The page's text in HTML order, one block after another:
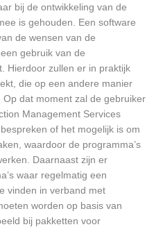
bij de ontwikkeling van de
is gehouden. Een software
de wensen van de
gebruik van de
Hierdoor zullen er in praktijk
die op een andere manier
dat moment zal de gebruiker
Management Services
of het mogelijk is om
waardoor de programma’s
Daarnaast zijn er
waar regelmatig een
vinden in verband met
worden op basis van
bij pakketten voor